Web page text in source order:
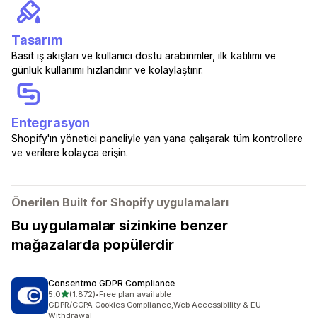
Tasarım
Basit iş akışları ve kullanıcı dostu arabirimler, ilk katılımı ve
günlük kullanımı hızlandırır ve kolaylaştırır.
Entegrasyon
Shopify'ın yönetici paneliyle yan yana çalışarak tüm kontrollere
ve verilere kolayca erişin.
Önerilen Built for Shopify uygulamaları
Bu uygulamalar sizinkine benzer
mağazalarda popülerdir
Consentmo GDPR Compliance
5,05 yıldız üzerinden
(1.872)
toplam 1872 değerlendirme
•Free plan available
GDPR/CCPA Cookies Compliance,Web Accessibility & EU
Withdrawal